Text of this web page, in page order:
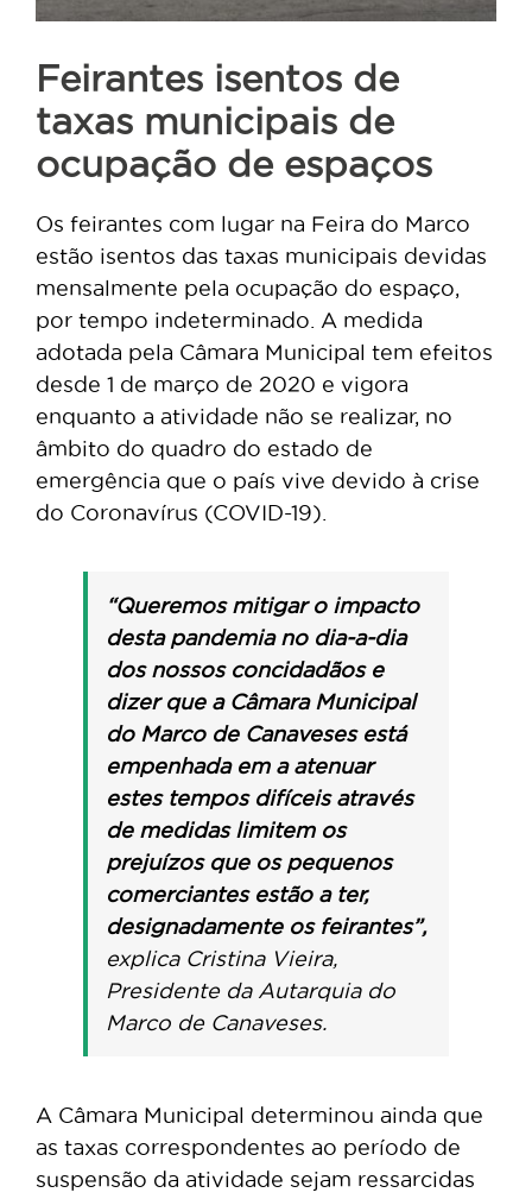
Feirantes isentos de
taxas municipais de
ocupação de espaços
Os feirantes com lugar na Feira do Marco
estão isentos das taxas municipais devidas
mensalmente pela ocupação do espaço,
por tempo indeterminado. A medida
adotada pela Câmara Municipal tem efeitos
desde 1 de março de 2020 e vigora
enquanto a atividade não se realizar, no
âmbito do quadro do estado de
emergência que o país vive devido à crise
do Coronavírus (COVID-19).
“Queremos mitigar o impacto
desta pandemia no dia-a-dia
dos nossos concidadãos e
dizer que a Câmara Municipal
do Marco de Canaveses está
empenhada em a atenuar
estes tempos difíceis através
de medidas limitem os
prejuízos que os pequenos
comerciantes estão a ter,
designadamente os feirantes”,
explica Cristina Vieira,
Presidente da Autarquia do
Marco de Canaveses.
A Câmara Municipal determinou ainda que
as taxas correspondentes ao período de
suspensão da atividade sejam ressarcidas